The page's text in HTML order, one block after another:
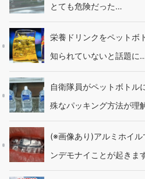
とても危険だった…
栄養ドリンクをペットボ
知られていないと話題に
自衛隊員がペットボト
殊なパッキング方法が理
(※画像あり)アルミホイ
ンデモナイことが起きま